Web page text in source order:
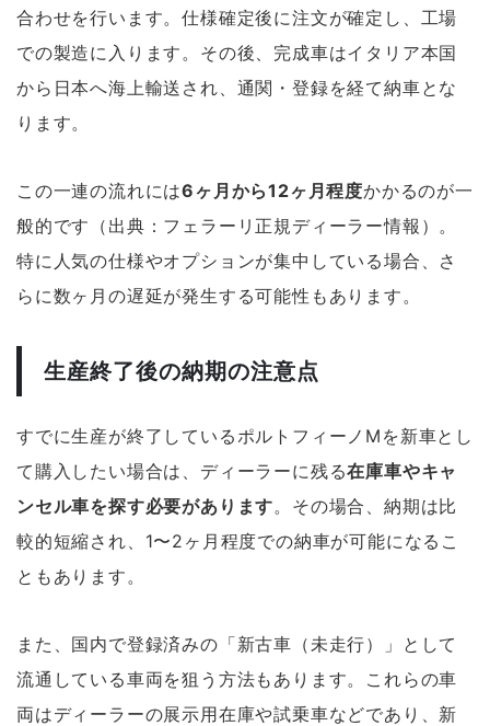
合わせを行います。仕様確定後に注文が確定し、工場
での製造に入ります。その後、完成車はイタリア本国
から日本へ海上輸送され、通関・登録を経て納車とな
ります。
この一連の流れには6ヶ月から12ヶ月程度かかるのが一
般的です（出典：フェラーリ正規ディーラー情報）。
特に人気の仕様やオプションが集中している場合、さ
らに数ヶ月の遅延が発生する可能性もあります。
生産終了後の納期の注意点
すでに生産が終了しているポルトフィーノMを新車とし
て購入したい場合は、ディーラーに残る在庫車やキャ
ンセル車を探す必要があります。その場合、納期は比
較的短縮され、1〜2ヶ月程度での納車が可能になるこ
ともあります。
また、国内で登録済みの「新古車（未走行）」として
流通している車両を狙う方法もあります。これらの車
両はディーラーの展示用在庫や試乗車などであり、新